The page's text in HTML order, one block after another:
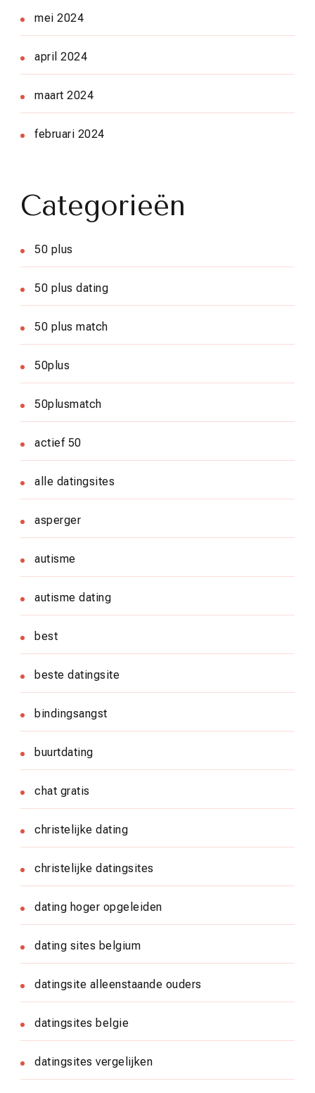
mei 2024
april 2024
maart 2024
februari 2024
Categorieën
50 plus
50 plus dating
50 plus match
50plus
50plusmatch
actief 50
alle datingsites
asperger
autisme
autisme dating
best
beste datingsite
bindingsangst
buurtdating
chat gratis
christelijke dating
christelijke datingsites
dating hoger opgeleiden
dating sites belgium
datingsite alleenstaande ouders
datingsites belgie
datingsites vergelijken